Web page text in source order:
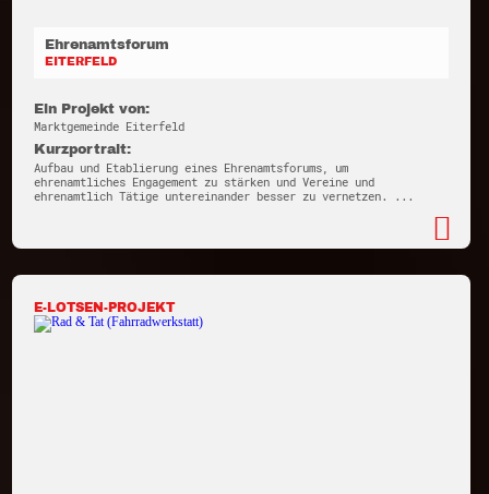
Ehrenamtsforum
EITERFELD
Ein Projekt von:
Marktgemeinde Eiterfeld
Kurzportrait:
Aufbau und Etablierung eines Ehrenamtsforums, um
ehrenamtliches Engagement zu stärken und Vereine und
ehrenamtlich Tätige untereinander besser zu vernetzen. ...
E-LOTSEN-PROJEKT